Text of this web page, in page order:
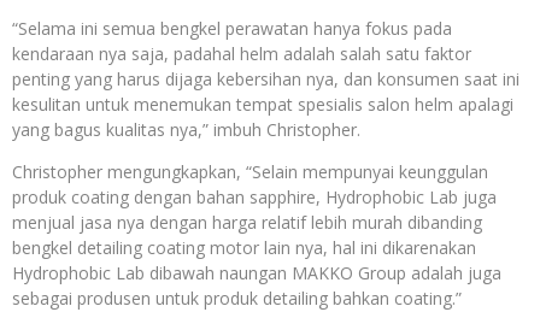
“Selama ini semua bengkel perawatan hanya fokus pada
kendaraan nya saja, padahal helm adalah salah satu faktor
penting yang harus dijaga kebersihan nya, dan konsumen saat ini
kesulitan untuk menemukan tempat spesialis salon helm apalagi
yang bagus kualitas nya,” imbuh Christopher.
Christopher mengungkapkan, “Selain mempunyai keunggulan
produk coating dengan bahan sapphire, Hydrophobic Lab juga
menjual jasa nya dengan harga relatif lebih murah dibanding
bengkel detailing coating motor lain nya, hal ini dikarenakan
Hydrophobic Lab dibawah naungan MAKKO Group adalah juga
sebagai produsen untuk produk detailing bahkan coating.”